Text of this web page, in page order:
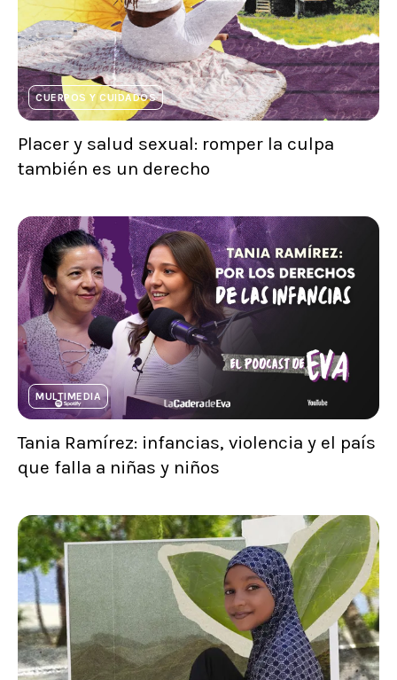
CUERPOS Y CUIDADOS
Placer y salud sexual: romper la culpa
también es un derecho
MULTIMEDIA
Tania Ramírez: infancias, violencia y el país
que falla a niñas y niños